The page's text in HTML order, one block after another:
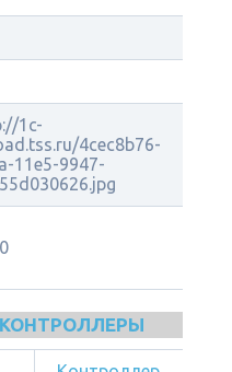
1c-
4cec8b76-
11e5-9947-
КОНТРОЛЛЕРЫ